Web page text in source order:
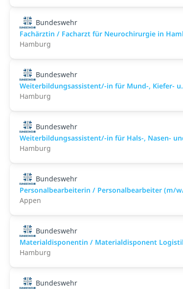
Bundeswehr
Fachärztin / Facharzt für Neurochirurgie in
Hamburg
Bundeswehr
Weiterbildungsassistent/-in für Mund-, Kiefer-
Hamburg
Bundeswehr
Weiterbildungsassistent/-in für Hals-, Nasen-
Hamburg
Bundeswehr
Personalbearbeiterin / Personalbearbeiter (m/
Appen
Bundeswehr
Materialdisponentin / Materialdisponent
Hamburg
Bundeswehr